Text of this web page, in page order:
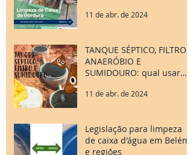
11 de abr. de 2024
TANQUE SÉPTICO, FILTRO
ANAERÓBIO E
SUMIDOURO: qual usar
esgoto?
11 de abr. de 2024
Legislação para limpeza
de caixa d'água em Belém
e regiões